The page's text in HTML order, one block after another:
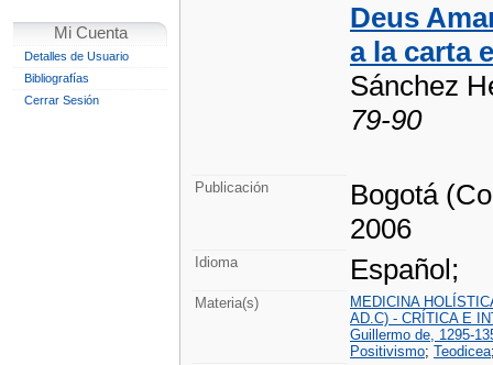
Mi Cuenta
Detalles de Usuario
Bibliografías
Cerrar Sesión
Deus
a la carta
Sánchez
79-90
Publicación
Bogotá
2006
Idioma Español;
Materia(s)
MEDICINA
AD.C) - CRÍTICA E
Guillermo de, 1295-
Positivismo; Teodicea